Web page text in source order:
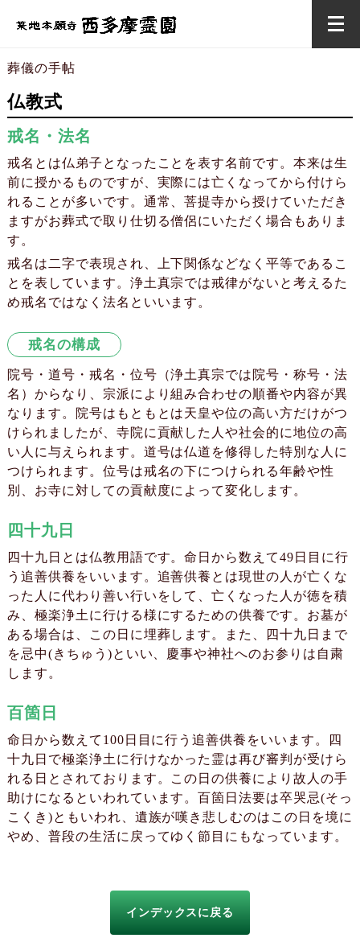
葬儀の手帖
仏教式
戒名・法名
戒名とは仏弟子となったことを表す名前です。本来は生
前に授かるものですが、実際には亡くなってから付けら
れることが多いです。通常、菩提寺から授けていただき
ますがお葬式で取り仕切る僧侶にいただく場合もありま
す。
戒名は二字で表現され、上下関係などなく平等であるこ
とを表しています。浄土真宗では戒律がないと考えるた
め戒名ではなく法名といいます。
戒名の構成
院号・道号・戒名・位号（浄土真宗では院号・称号・法
名）からなり、宗派により組み合わせの順番や内容が異
なります。院号はもともとは天皇や位の高い方だけがつ
けられましたが、寺院に貢献した人や社会的に地位の高
い人に与えられます。道号は仏道を修得した特別な人に
つけられます。位号は戒名の下につけられる年齢や性
別、お寺に対しての貢献度によって変化します。
四十九日
四十九日とは仏教用語です。命日から数えて49日目に行
う追善供養をいいます。追善供養とは現世の人が亡くな
った人に代わり善い行いをして、亡くなった人が徳を積
み、極楽浄土に行ける様にするための供養です。お墓が
ある場合は、この日に埋葬します。また、四十九日まで
を忌中(きちゅう)といい、慶事や神社へのお参りは自粛
します。
百箇日
命日から数えて100日目に行う追善供養をいいます。四
十九日で極楽浄土に行けなかった霊は再び審判が受けら
れる日とされております。この日の供養により故人の手
助けになるといわれています。百箇日法要は卒哭忌(そっ
こくき)ともいわれ、遺族が嘆き悲しむのはこの日を境に
やめ、普段の生活に戻ってゆく節目にもなっています。
インデックスに戻る